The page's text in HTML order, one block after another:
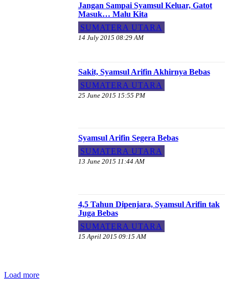
Jangan Sampai Syamsul Keluar, Gatot
Masuk… Malu Kita
SUMATERA UTARA
14 July 2015 08:29 AM
Sakit, Syamsul Arifin Akhirnya Bebas
SUMATERA UTARA
25 June 2015 15:55 PM
Syamsul Arifin Segera Bebas
SUMATERA UTARA
13 June 2015 11:44 AM
4,5 Tahun Dipenjara, Syamsul Arifin tak
Juga Bebas
SUMATERA UTARA
15 April 2015 09:15 AM
Load more